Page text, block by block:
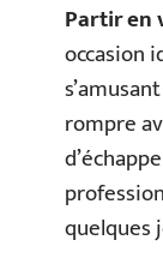
Partir en
occasion
rompre
quelques